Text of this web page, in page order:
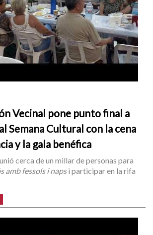
Vecinal pone punto final a
Semana Cultural con la cena
y la gala benéfica
cerca de un millar de personas para
amb fessols i napsi participar en la rifa